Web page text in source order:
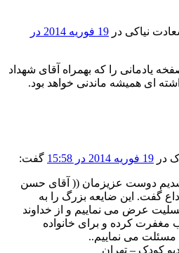
نیاکی در
19 فوریه 2014 در
یادمانی را که بهمراه آقای شهداد
ای همیشه ماندنی خواهد بود.
در 19 فوریه 2014 در 15:58 گفت:
دوست عزیزمان (( آقای حسن
گفت. این ضایعه بزرگ را به
عرض می نماییم و از خداوند
مغفرت کرده و برای خانواده
می نماییم..
کودک – تهران